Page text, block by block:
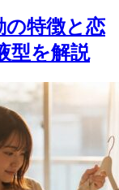
の特徴と恋
型を解説